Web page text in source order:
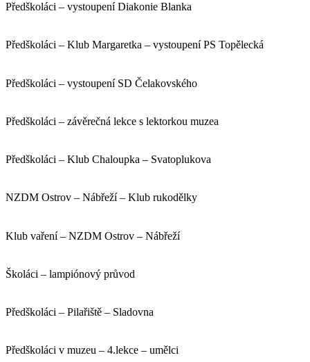
Předškoláci – vystoupení Diakonie Blanka
Předškoláci – Klub Margaretka – vystoupení PS Topělecká
Předškoláci – vystoupení SD Čelakovského
Předškoláci – závěrečná lekce s lektorkou muzea
Předškoláci – Klub Chaloupka – Svatoplukova
NZDM Ostrov – Nábřeží – Klub rukodělky
Klub vaření – NZDM Ostrov – Nábřeží
Školáci – lampiónový průvod
Předškoláci – Pilařiště – Sladovna
Předškoláci v muzeu – 4.lekce – umělci